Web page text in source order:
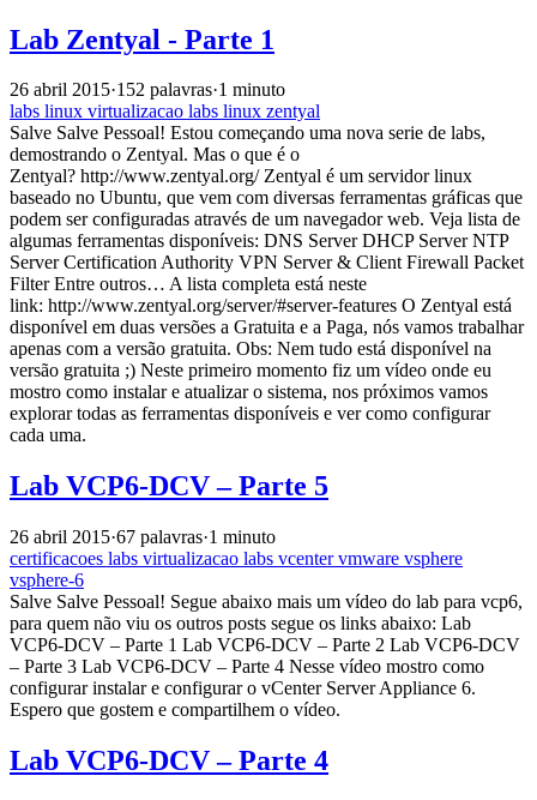
Lab Zentyal - Parte 1
26 abril 2015·152 palavras·1 minuto
labs linux virtualizacao labs linux zentyal
Salve Salve Pessoal! Estou começando uma nova serie de labs,
demostrando o Zentyal. Mas o que é o
Zentyal? http://www.zentyal.org/ Zentyal é um servidor linux
baseado no Ubuntu, que vem com diversas ferramentas gráficas que
podem ser configuradas através de um navegador web. Veja lista de
algumas ferramentas disponíveis: DNS Server DHCP Server NTP
Server Certification Authority VPN Server & Client Firewall Packet
Filter Entre outros… A lista completa está neste
link: http://www.zentyal.org/server/#server-features O Zentyal está
disponível em duas versões a Gratuita e a Paga, nós vamos trabalhar
apenas com a versão gratuita. Obs: Nem tudo está disponível na
versão gratuita ;) Neste primeiro momento fiz um vídeo onde eu
mostro como instalar e atualizar o sistema, nos próximos vamos
explorar todas as ferramentas disponíveis e ver como configurar
cada uma.
Lab VCP6-DCV – Parte 5
26 abril 2015·67 palavras·1 minuto
certificacoes labs virtualizacao labs vcentervmware vsphere
vsphere-6
Salve Salve Pessoal! Segue abaixo mais um vídeo do lab para vcp6,
para quem não viu os outros posts segue os links abaixo: Lab
VCP6-DCV – Parte 1 Lab VCP6-DCV – Parte 2 Lab VCP6-DCV
– Parte 3 Lab VCP6-DCV – Parte 4 Nesse vídeo mostro como
configurar instalar e configurar o vCenter Server Appliance 6.
Espero que gostem e compartilhem o vídeo.
Lab VCP6-DCV – Parte 4